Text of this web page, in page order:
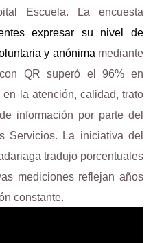
Escuela. La encuesta
expresar su nivel de
y anónima mediante
con QRsuperó el 96% en
en la atención, calidad, trato
de información por parte del
Servicios. La iniciativa del
tradujo porcentuales
mediciones reflejan años
constante.